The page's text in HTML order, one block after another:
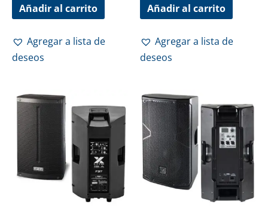
Añadir al carrito
Agregar a lista de
deseos
Añadir al carrito
Agregar a lista de
deseos